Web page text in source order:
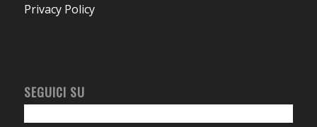
Privacy Policy
SEGUICI SU